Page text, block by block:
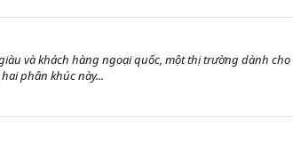
và khách hàng ngoại quốc, một thị trường dành
phân khúc này...